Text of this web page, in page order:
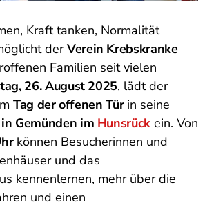
Kraft tanken, Normalität
derVerein Krebskranke
Familien seit vielen
26. August 2025, lädt der
Tag der offenen Türin seine
Gemünden im Hunsrück ein. Von
können Besucherinnen und
und das
kennenlernen, mehr über die
und einen